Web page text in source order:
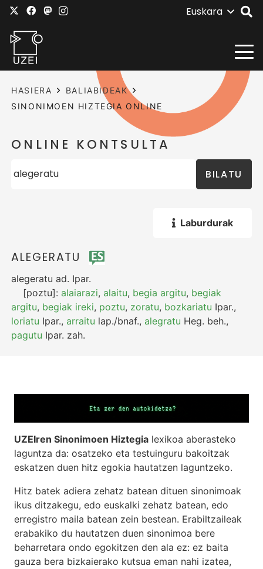
Euskara
HASIERA
BALIABIDEAK
SINONIMOEN HIZTEGIA ONLINE
ONLINE KONTSULTA
BILATU
Laburdurak
ALEGERATU
alegeratu ad. Ipar.
[poztu]:alaiarazi,alaitu, begia argitu, begiak
argitu, begiak ireki, poztu, zoratu, bozkariatu Ipar.,
loriatu Ipar.,arraitu lap./bnaf.,alegratu Heg. beh.,
pagutu Ipar. zah.
UZEIren Sinonimoen Hiztegia lexikoa aberasteko
laguntza da: osatzeko eta testuinguru bakoitzak
eskatzen duen hitz egokia hautatzen laguntzeko.
Hitz batek adiera zehatz batean dituen sinonimoak
ikus ditzakegu, edo euskalki zehatz batean, edo
erregistro maila batean zein bestean. Erabiltzaileak
erabakiko du hautatzen duen sinonimoa bere
beharretara ondo egokitzen den ala ez: ez baita
gauza bera bizkaierako kutsua eman nahi izatea,